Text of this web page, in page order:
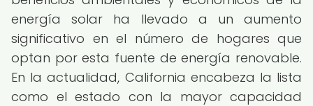
energía solar ha llevado a un aumento
significativo en el número de hogares que
optan por esta fuente de energía renovable.
En la actualidad, California encabeza la lista
como el estado con la mayor capacidad